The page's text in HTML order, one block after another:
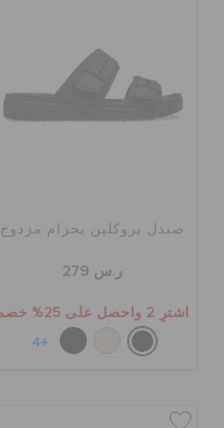
صندل بروكلين بحزام مزدوج
ر.س 279
اشترِ 2 واحصل على 25% خصم
+4